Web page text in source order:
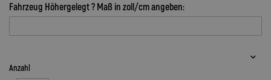
Fahrzeug Höhergelegt ? Maß in zoll/cm angeben:
Anzahl